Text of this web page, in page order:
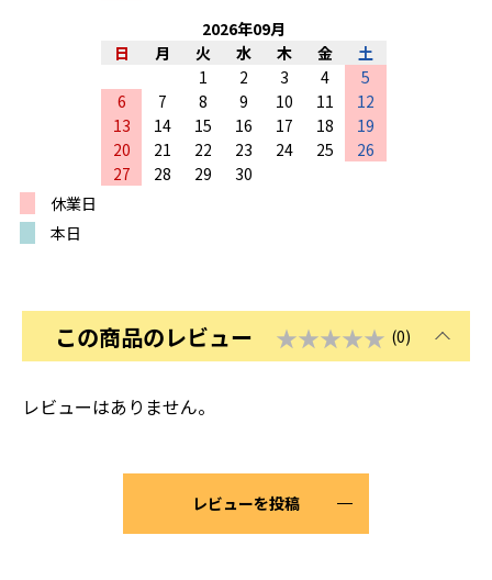
2026年09月
日
月 火 水 木 金
土
1
2 3 4
5
6
7 8 9 10 11
12
13
14 15 16 17 18
19
20
21 22 23 24 25
26
27
28 29
30
休業日
本日
この商品のレビュー ★★★★★ (0)
レビューはありません。
レビューを投稿